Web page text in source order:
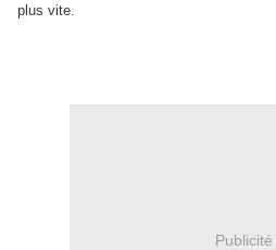
plus vite.
Publicité